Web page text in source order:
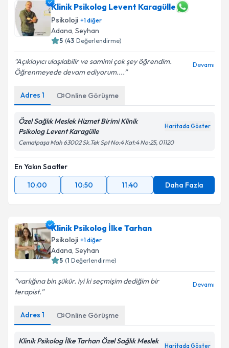
Klinik Psikolog Levent Karagülle
Psikoloji +1diğer
Adana, Seyhan
5 (43 Değerlendirme)
Açıklayıcı ulaşılabilir ve samimi çok şey öğrendim.
Öğrenmeyede devam ediyorum....
Devamı
Adres 1 Online Görüşme
Özel Sağlık Meslek Hizmet Birimi Klinik
Psikolog Levent Karagülle
Haritada Göster
Cemalpaşa Mah 63002 Sk.Tek Spt No:4 Kat:4 No:25, 01120
En Yakın Saatler
10:00
10:50 11:40 Daha Fazla
Klinik Psikolog İlke Tarhan
Psikoloji +1diğer
Adana, Seyhan
5 (1 Değerlendirme)
varlığına bin şükür. iyi ki seçmişim dediğim bir
terapist.
Devamı
Adres 1 Online Görüşme
Klinik Psikolog İlke Tarhan Özel Sağlık Meslek
Haritada Göster